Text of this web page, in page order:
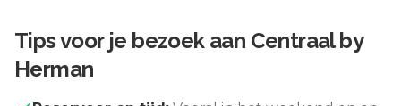
Tips voor je bezoek aan Centraal by
Herman